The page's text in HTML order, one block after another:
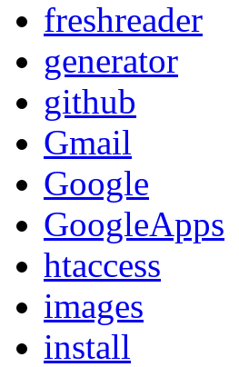
freshreader
generator
github
Gmail
Google
GoogleApps
htaccess
images
install